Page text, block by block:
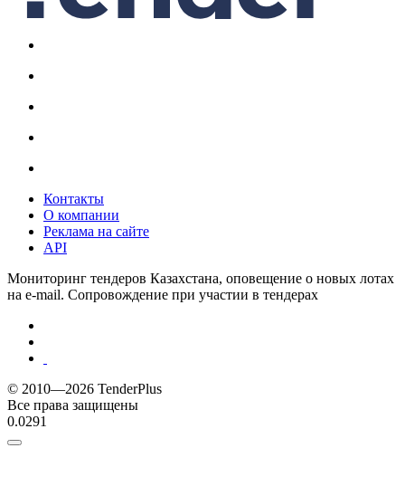
Контакты
О компании
Реклама на сайте
API
Мониторинг тендеров Казахстана, оповещение о новых лотах
на e-mail. Сопровождение при участии в тендерах
© 2010—2026 TenderPlus
Все права защищены
0.0291